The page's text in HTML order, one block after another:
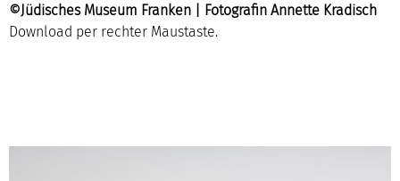
©Jüdisches Museum Franken | Fotografin Annette Kradisch
Download per rechter Maustaste.